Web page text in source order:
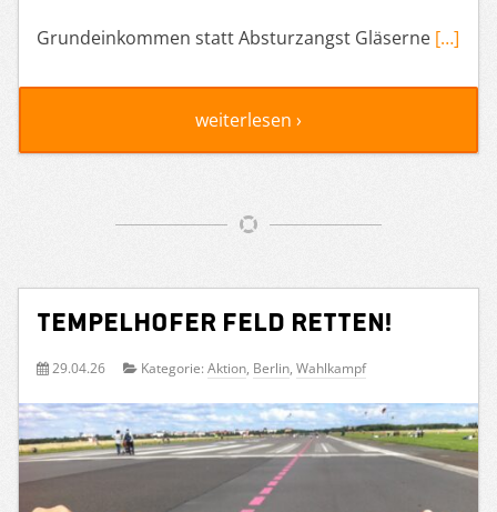
Grundeinkommen statt Absturzangst Gläserne […]
weiterlesen ›
Tempelhofer Feld retten!
29.04.26 Kategorie: Aktion, Berlin, Wahlkampf